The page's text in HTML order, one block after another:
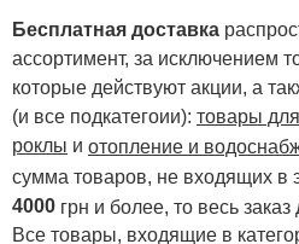
Бесплатная доставка
ассортимент, за исключением
которые действуют акции, а
(и все подкатегоии): товары
роклы и отопление и
сумма товаров, не входящих в
4000 грн и более, то весь
Все товары, входящие в